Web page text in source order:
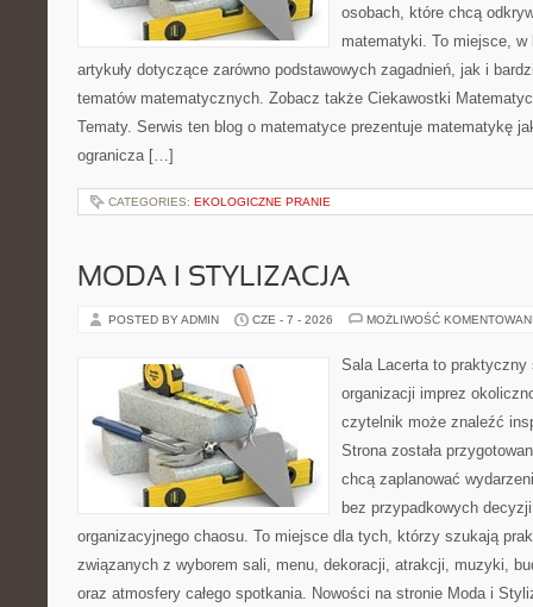
osobach, które chcą
matematyki. To miejsce,
artykuły dotyczące zarówno podstawowych zagadnień, jak i
tematów matematycznych. Zobacz także Ciekawostki
Tematy. Serwis ten blog o matematyce prezentuje matematykę
ogranicza […]
CATEGORIES: EKOLOGICZNE PRANIE
MODA I STYLIZACJA
POSTED BY ADMIN CZE - 7 - 2026 MOŻLIWOŚĆ
Sala Lacerta to praktyczny
organizacji imprez
czytelnik może znaleźć
Strona została
chcą zaplanować
bez przypadkowych
organizacyjnego chaosu. To miejsce dla tych, którzy szukają
związanych z wyborem sali, menu, dekoracji, atrakcji, muzyki,
oraz atmosfery całego spotkania. Nowości na stronie Moda i